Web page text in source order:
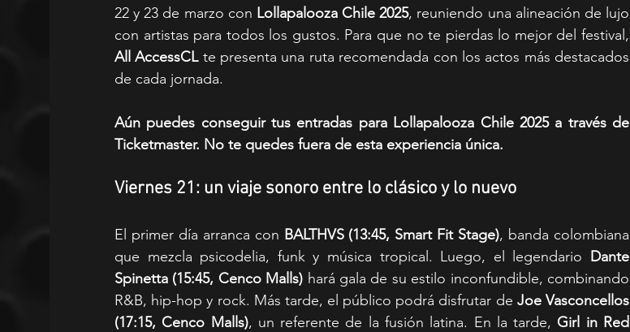
22 y 23 de marzo con Lollapalooza Chile 2025, reuniendo una alineación de lujo
All AccessCL te presenta una ruta recomendada con los actos más destacados
de cada jornada.
Aún puedes conseguir tus entradas para Lollapalooza Chile 2025 a través de
Ticketmaster. No te quedes fuera de esta experiencia única.
Viernes 21: un viaje sonoro entre lo clásico y lo nuevo
El primer día arranca con BALTHVS (13:45, Smart Fit Stage), banda colombiana
que mezcla psicodelia, funk y música tropical. Luego, el legendario Dante
Spinetta (15:45, Cenco Malls) hará gala de su estilo inconfundible, combinando
R&B, hip-hop y rock. Más tarde, el público podrá disfrutar de Joe Vasconcellos
(17:15, Cenco Malls), un referente de la fusión latina. En la tarde, Girl in Red